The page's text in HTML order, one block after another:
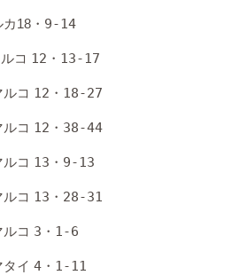
カ18 ・ 9-14
コ 12 ・ 13-17
ルコ 12 ・ 18-27
ルコ 12 ・ 38-44
ルコ 13 ・ 9-13
ルコ 13 ・ 28-31
ルコ 3 ・ 1-6
タイ 4 ・ 1-11